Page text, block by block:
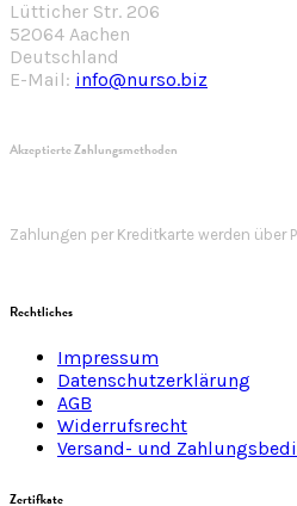
Lütticher Str. 206
52064 Aachen
Deutschland
E-Mail: info@nurso.biz
Akzeptierte Zahlungsmethoden
Zahlungen per Kreditkarte werden über
Rechtliches
Impressum
Datenschutzerklärung
AGB
Widerrufsrecht
Versand- und
Zertifkate